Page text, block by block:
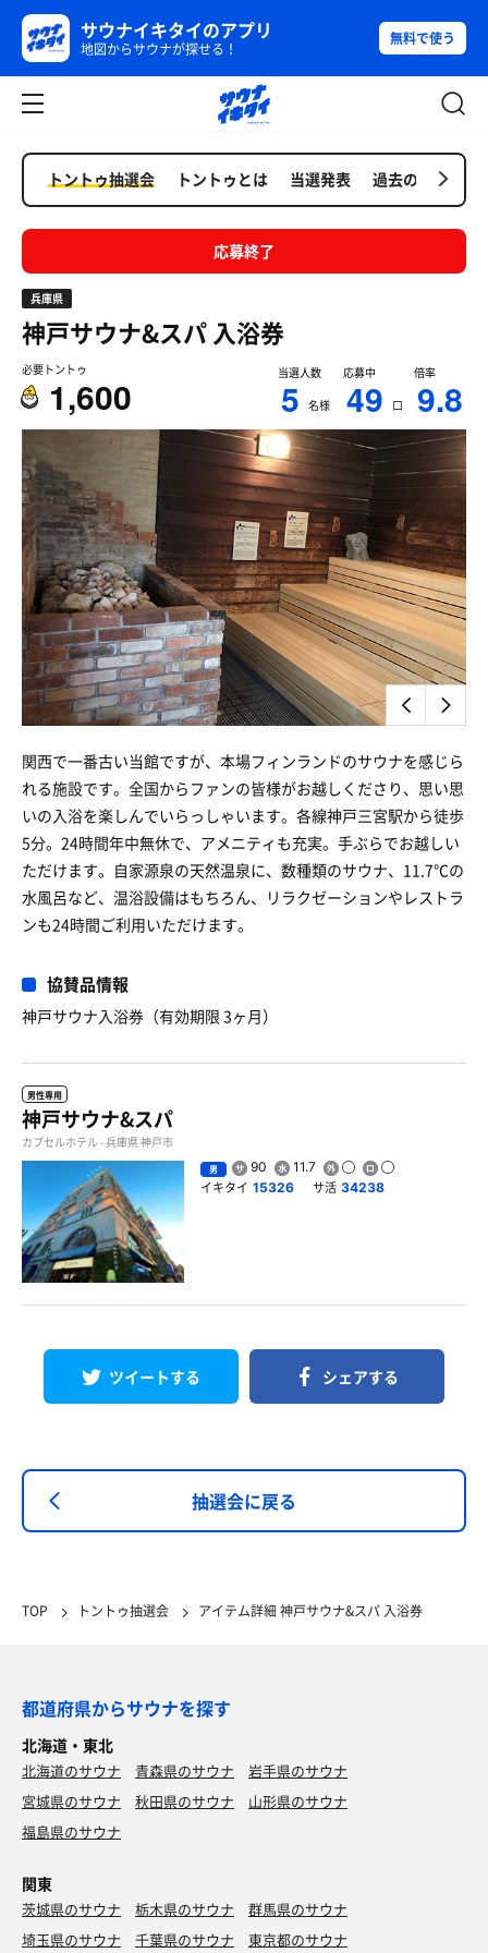
サウナイキタイのアプリ
地図からサウナが探せる！
無料で使う
トントゥ抽選会 トントゥとは 当選発表 過去の抽選会
応募終了
兵庫県
神戸サウナ&スパ入浴券
必要トントゥ
1,600
当選人数
5 名様
応募中
49 口
倍率
9.8
関西で一番古い当館ですが、本場フィンランドのサウナを感じら
れる施設です。全国からファンの皆様がお越しくださり、思い思
いの入浴を楽しんでいらっしゃいます。各線神戸三宮駅から徒歩
5分。24時間年中無休で、アメニティも充実。手ぶらでお越しい
ただけます。自家源泉の天然温泉に、数種類のサウナ、11.7℃の
水風呂など、温浴設備はもちろん、リラクゼーションやレストラ
ンも24時間ご利用いただけます。
協賛品情報
神戸サウナ入浴券（有効期限 3ヶ月）
男性専用
神戸サウナ&スパ
カプセルホテル - 兵庫県 神戸市
男 90 11.7
イキタイ 15326 サ活 34238
ツイートする シェアする
抽選会に戻る
TOP トントゥ抽選会 アイテム詳細 神戸サウナ&スパ 入浴券
都道府県からサウナを探す
北海道・東北
北海道のサウナ 青森県のサウナ
岩手県のサウナ
宮城県のサウナ
秋田県のサウナ
山形県のサウナ
福島県のサウナ
関東
茨城県のサウナ 栃木県のサウナ
群馬県のサウナ
埼玉県のサウナ
千葉県のサウナ 東京都のサウナ